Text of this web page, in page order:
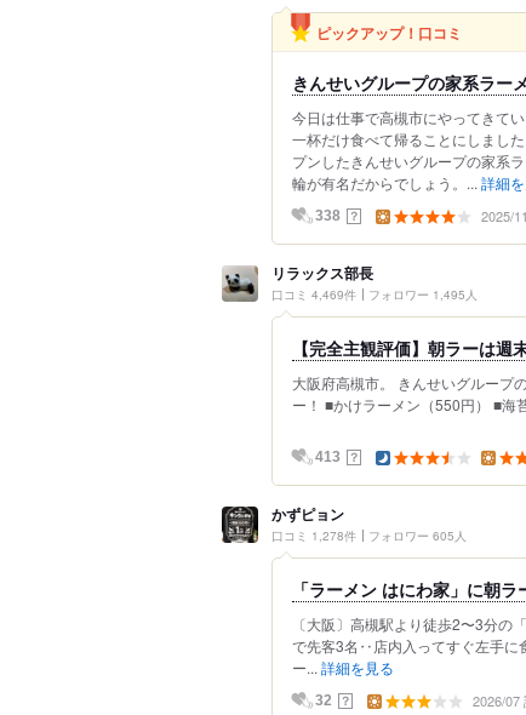
ピックアップ！口コミ
きんせいグループの家系ラー
今日は仕事で高槻市にやってきて
一杯だけ食べて帰ることにしまし
プンしたきんせいグループの家系
輪が有名だからでしょう。... 詳細
338 ？ 2025/
リラックス部長
口コミ 4,469件 フォロワー 1,495人
【完全主観評価】朝ラーは
大阪府高槻市。 きんせいグループ
ー！ ■かけラーメン（550円） ■海
413 ？
かずピョン
口コミ 1,278件 フォロワー 605人
「ラーメン はにわ家」に朝ラ
〔大阪〕高槻駅より徒歩2〜3分
で先客3名‥店内入ってすぐ左手に
ー... 詳細を見る
32 ？ 2026/07